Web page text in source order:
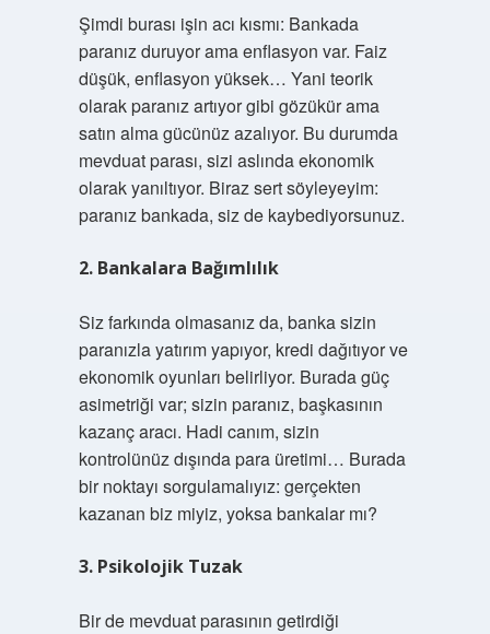
Şimdi burası işin acı kısmı: Bankada
paranız duruyor ama enflasyon var. Faiz
düşük, enflasyon yüksek… Yani teorik
olarak paranız artıyor gibi gözükür ama
satın alma gücünüz azalıyor. Bu durumda
mevduat parası, sizi aslında ekonomik
olarak yanıltıyor. Biraz sert söyleyeyim:
paranız bankada, siz de kaybediyorsunuz.
2. Bankalara Bağımlılık
Siz farkında olmasanız da, banka sizin
paranızla yatırım yapıyor, kredi dağıtıyor ve
ekonomik oyunları belirliyor. Burada güç
asimetriği var; sizin paranız, başkasının
kazanç aracı. Hadi canım, sizin
kontrolünüz dışında para üretimi… Burada
bir noktayı sorgulamalıyız: gerçekten
kazanan biz miyiz, yoksa bankalar mı?
3. Psikolojik Tuzak
Bir de mevduat parasının getirdiği